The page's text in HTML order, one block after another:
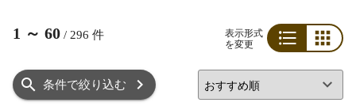
1 ～ 60 / 296 件
表示形式
を変更
条件で絞り込む